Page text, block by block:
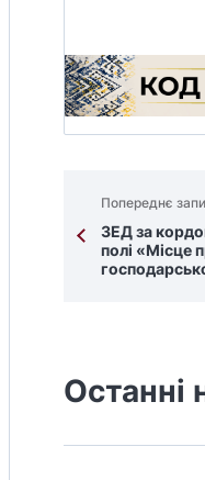
Попереднє
ЗЕД за
полі «Місце
Останні